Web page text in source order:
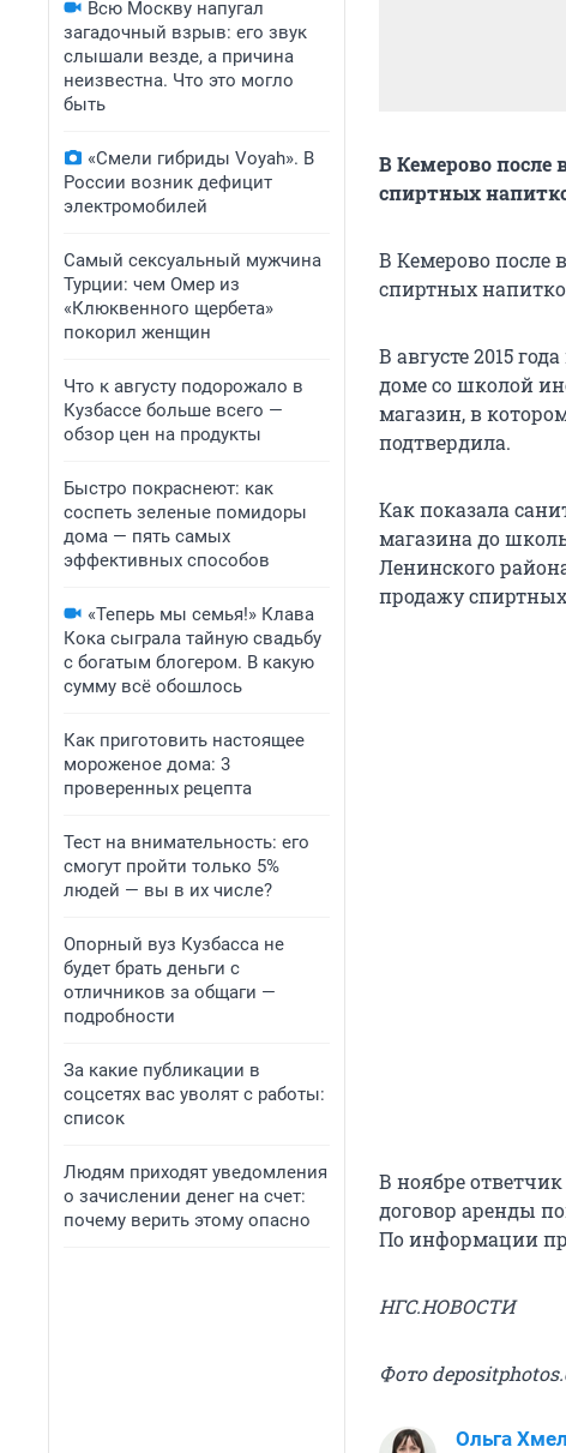
Всю Москву напугал
загадочный взрыв: его звук
слышали везде, а причина
неизвестна. Что это могло
быть
«Смели гибриды Voyah». В
России возник дефицит
электромобилей
Самый сексуальный мужчина
Турции: чем Омер из
«Клюквенного щербета»
покорил женщин
Что к августу подорожало в
Кузбассе больше всего —
обзор цен на продукты
Быстро покраснеют: как
соспеть зеленые помидоры
дома — пять самых
эффективных способов
«Теперь мы семья!» Клава
Кока сыграла тайную свадьбу
с богатым блогером. В какую
сумму всё обошлось
Как приготовить настоящее
мороженое дома: 3
проверенных рецепта
Тест на внимательность: его
смогут пройти только 5%
людей — вы в их числе?
Опорный вуз Кузбасса не
будет брать деньги с
отличников за общаги —
подробности
За какие публикации в
соцсетях вас уволят с работы:
список
Людям приходят уведомления
о зачислении денег на счет:
почему верить этому опасно
В Кемерово после
спиртных
В Кемерово после
спиртных
В августе 2015
доме со школой
магазин, в
подтвердила.
Как показала
магазина до
Ленинского
продажу
В ноябре
договор аренды
По информации
НГС.НОВОСТИ
Фото
Ольга